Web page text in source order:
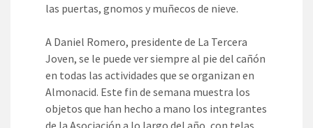
las puertas, gnomos y muñecos de nieve.
A Daniel Romero, presidente de La Tercera
Joven, se le puede ver siempre al pie del cañón
en todas las actividades que se organizan en
Almonacid. Este fin de semana muestra los
objetos que han hecho a mano los integrantes